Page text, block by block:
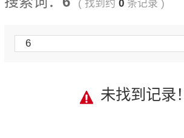
( 找到约0 条记录 )
未找到记录！